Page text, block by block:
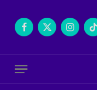
Facebook
X